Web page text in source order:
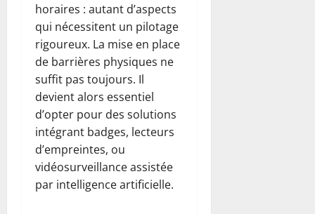
horaires : autant d’aspects
qui nécessitent un pilotage
rigoureux. La mise en place
de barrières physiques ne
suffit pas toujours. Il
devient alors essentiel
d’opter pour des solutions
intégrant badges, lecteurs
d’empreintes, ou
vidéosurveillance assistée
par intelligence artificielle.